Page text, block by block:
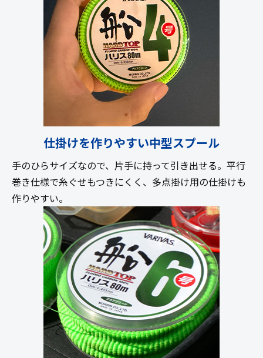
仕掛けを作りやすい中型スプール
手のひらサイズなので、片手に持って引き出せる。平行
巻き仕様で糸ぐせもつきにくく、多点掛け用の仕掛けも
作りやすい。